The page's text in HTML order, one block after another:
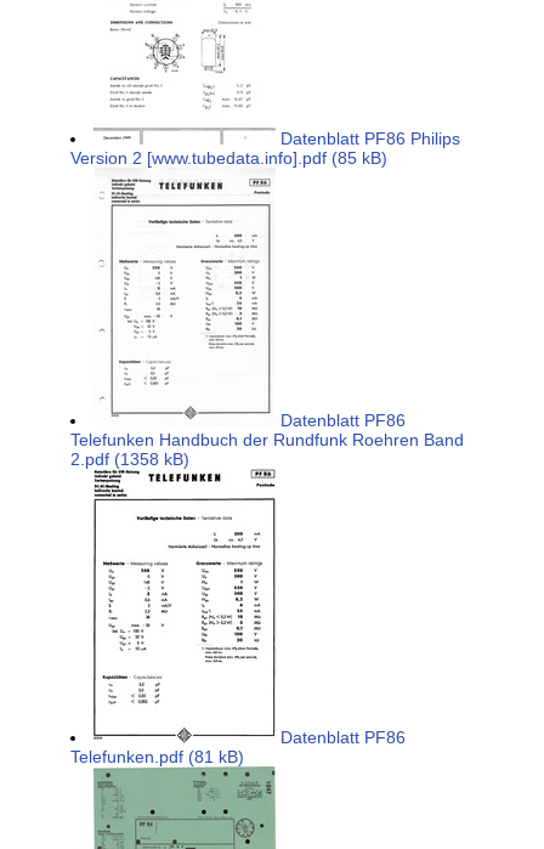
Datenblatt PF86 Philips
Version 2 [www.tubedata.info].pdf (85 kB)
Datenblatt PF86
Telefunken Handbuch der Rundfunk Roehren Band
2.pdf (1358 kB)
Datenblatt PF86
Telefunken.pdf (81 kB)